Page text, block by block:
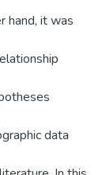
hand, it was
data